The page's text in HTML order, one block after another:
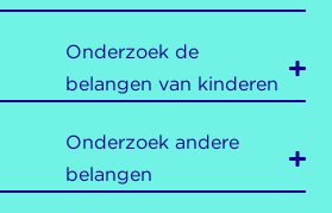
Onderzoek de
belangen van kinderen
Onderzoek andere
belangen